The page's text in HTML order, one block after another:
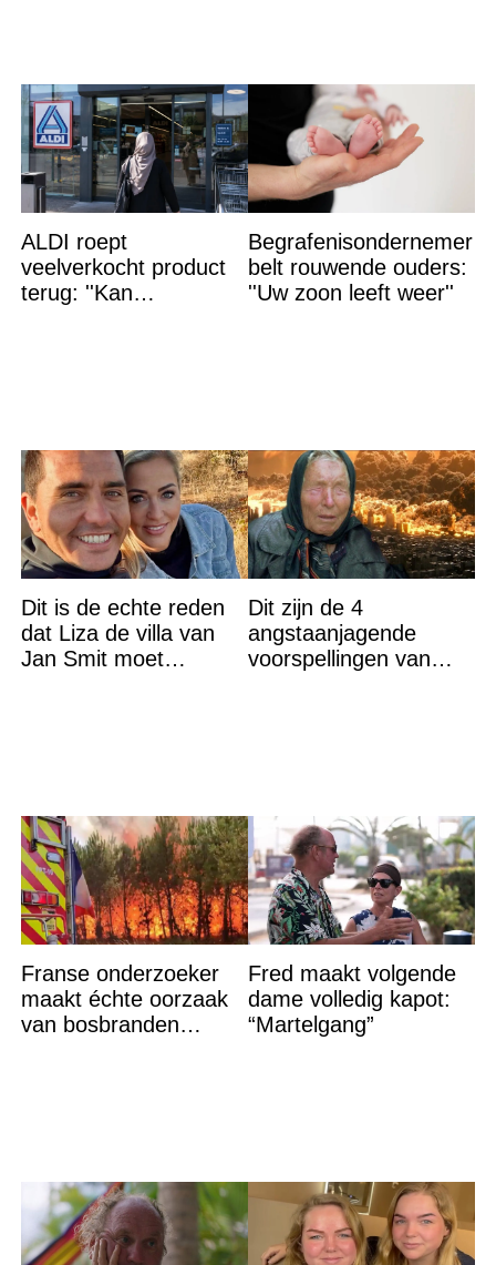
ALDI roept
veelverkocht product
terug: ''Kan
Begrafenisondernemer
belt rouwende ouders:
''Uw zoon leeft weer''
Dit is de echte reden
dat Liza de villa van
Jan Smit moet
Dit zijn de 4
angstaanjagende
voorspellingen van
Franse onderzoeker
maakt échte oorzaak
van bosbranden
Fred maakt volgende
dame volledig kapot:
“Martelgang”